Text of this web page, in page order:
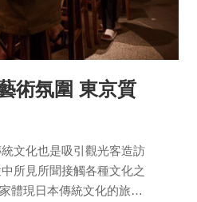
術氛圍 東京質
文化也是吸引觀光客造訪
所見所聞接觸各種文化之
體現日本傳統文化的旅